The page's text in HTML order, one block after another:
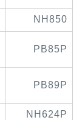
NH850
PB85P
PB89P
NH624P